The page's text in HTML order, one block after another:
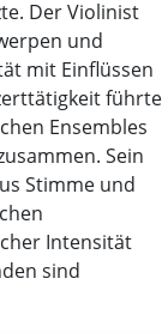
Der Violinist
und
mit Einflüssen
führte
Ensembles
Sein
Stimme und
Intensität
sind